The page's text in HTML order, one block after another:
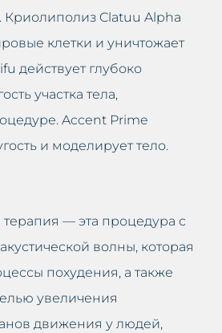
Криолиполиз Clatuu Alpha
клетки и уничтожает
действует глубоко
участка тела,
Accent Prime
и моделирует тело.
— эта процедура с
волны, которая
похудения, а также
увеличения
движения у людей,